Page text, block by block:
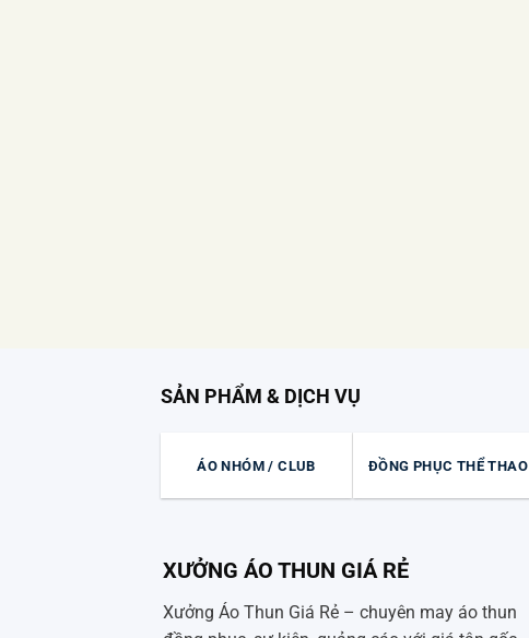
SẢN PHẨM & DỊCH VỤ
ÁO NHÓM / CLUB ĐỒNG PHỤC THỂ THAO
XƯỞNG ÁO THUN GIÁ RẺ
Xưởng Áo Thun Giá Rẻ – chuyên may áo thun